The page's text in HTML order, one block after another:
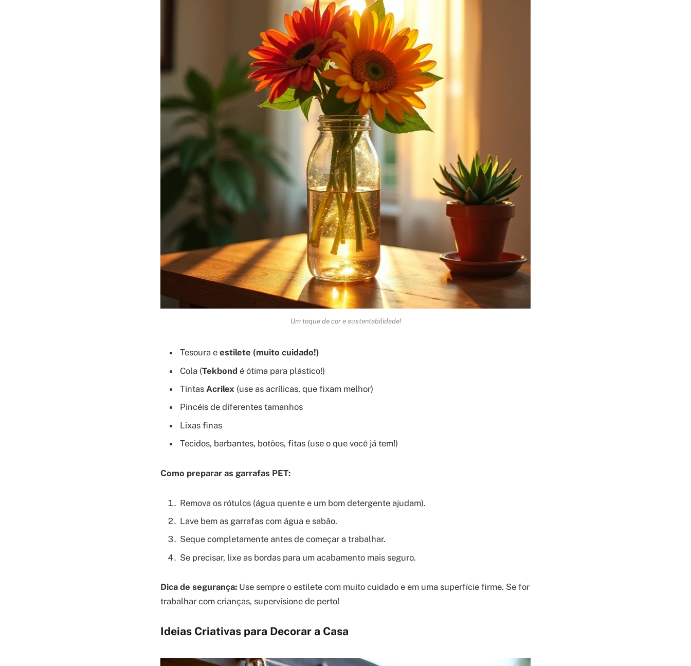
Um toque de cor e sustentabilidade!
Tesoura e estilete (muito cuidado!)
Cola (Tekbond é ótima para plástico!)
Tintas Acrilex (use as acrílicas, que fixam melhor)
Pincéis de diferentes tamanhos
Lixas finas
Tecidos, barbantes, botões, fitas (use o que você já tem!)
Como preparar as garrafas PET:
Remova os rótulos (água quente e um bom detergente ajudam).
Lave bem as garrafas com água e sabão.
Seque completamente antes de começar a trabalhar.
Se precisar, lixe as bordas para um acabamento mais seguro.
Dica de segurança: Use sempre o estilete com muito cuidado e em uma superfície firme. Se for
trabalhar com crianças, supervisione de perto!
Ideias Criativas para Decorar a Casa